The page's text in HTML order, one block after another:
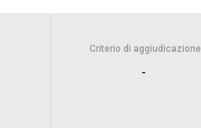
Criterio di aggiudicazione
-